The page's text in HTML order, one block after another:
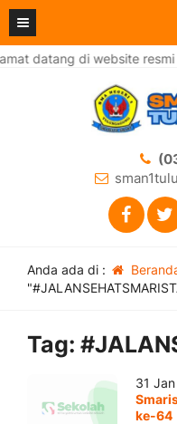
datang di website resmi
Anda ada di :
Tag:
31
ke-64